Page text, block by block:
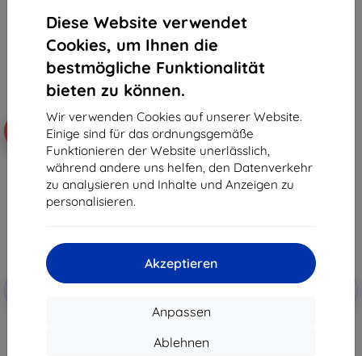
Diese Website verwendet
Cookies, um Ihnen die
bestmögliche Funktionalität
bieten zu können.
Wir verwenden Cookies auf unserer Website.
Einige sind für das ordnungsgemäße
Funktionieren der Website unerlässlich,
während andere uns helfen, den Datenverkehr
zu analysieren und Inhalte und Anzeigen zu
personalisieren.
Akzeptieren
Anpassen
Ablehnen
15,21 €
Letztes Stück auf Lager
Auf dem Weg 1 Stücke 11. 8. 2026
8,01 €
Rabatt
C/USB-C Datenkabel 1m weiß
-10%
DA905BBE 25W Reise-Ladegerät
+ USB-C/USB-C Datenkabel